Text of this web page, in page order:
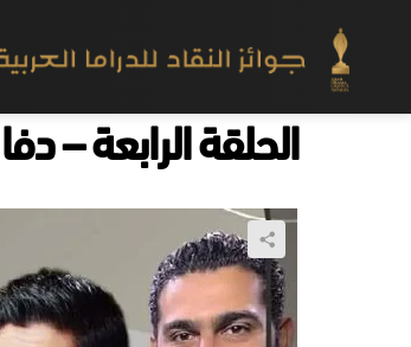
الحلقة الرابعة – دفا